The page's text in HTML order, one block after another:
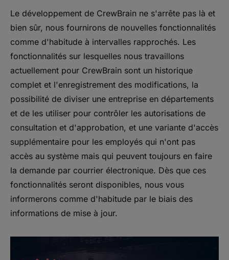
Le développement de CrewBrain ne s'arrête pas là et
bien sûr, nous fournirons de nouvelles fonctionnalités
comme d'habitude à intervalles rapprochés. Les
fonctionnalités sur lesquelles nous travaillons
actuellement pour CrewBrain sont un historique
complet et l'enregistrement des modifications, la
possibilité de diviser une entreprise en départements
et de les utiliser pour contrôler les autorisations de
consultation et d'approbation, et une variante d'accès
supplémentaire pour les employés qui n'ont pas
accès au système mais qui peuvent toujours en faire
la demande par courrier électronique. Dès que ces
fonctionnalités seront disponibles, nous vous
informerons comme d'habitude par le biais des
informations de mise à jour.